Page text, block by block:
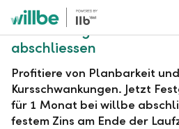
Alerts.Headline
willbe Festgeld zu GBP
abschliessen
Profitiere von Planbarkeit
Kursschwankungen. Jetzt
für 1 Monat bei willbe
festem Zins am Ende der